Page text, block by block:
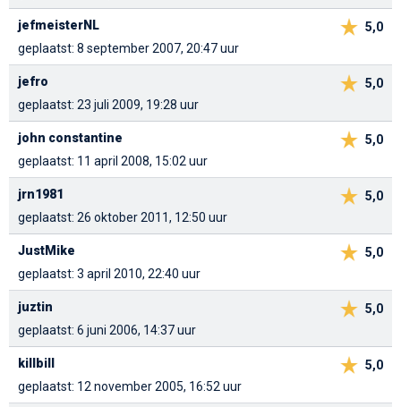
5,0
jefmeisterNL
geplaatst: 8 september 2007, 20:47 uur
5,0
jefro
geplaatst: 23 juli 2009, 19:28 uur
5,0
john constantine
geplaatst: 11 april 2008, 15:02 uur
5,0
jrn1981
geplaatst: 26 oktober 2011, 12:50 uur
5,0
JustMike
geplaatst: 3 april 2010, 22:40 uur
5,0
juztin
geplaatst: 6 juni 2006, 14:37 uur
5,0
killbill
geplaatst: 12 november 2005, 16:52 uur